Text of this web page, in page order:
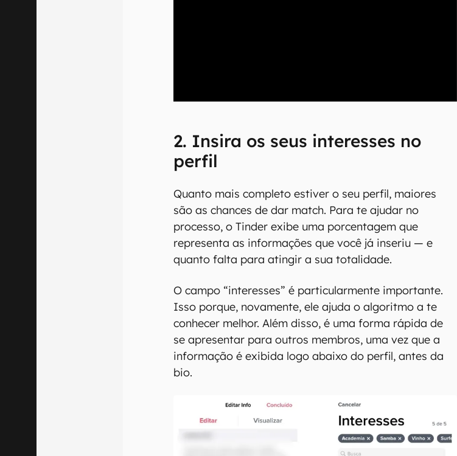
2. Insira os seus interesses no
perfil
Quanto mais completo estiver o seu perfil, maiores
são as chances de dar match. Para te ajudar no
processo, o Tinder exibe uma porcentagem que
representa as informações que você já inseriu — e
quanto falta para atingir a sua totalidade.
O campo “interesses” é particularmente importante.
Isso porque, novamente, ele ajuda o algoritmo a te
conhecer melhor. Além disso, é uma forma rápida de
se apresentar para outros membros, uma vez que a
informação é exibida logo abaixo do perfil, antes da
bio.